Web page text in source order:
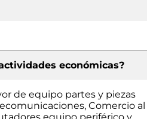
económicas?
de equipo partes y piezas
Comercio al